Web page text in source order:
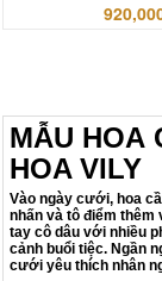
MẪU HOA
HOA VILY
Vào ngày cưới, hoa
nhấn và tô điểm thêm
tay cô dâu với nhiều
cảnh buổi tiệc. Ngần
cưới yêu thích nhân